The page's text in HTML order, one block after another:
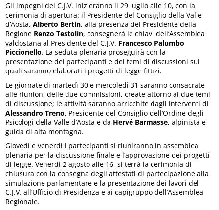
Gli impegni del C.J.V. inizieranno il 29 luglio alle 10, con la
cerimonia di apertura: il Presidente del Consiglio della Valle
d’Aosta,Alberto Bertin, alla presenza del Presidente della
Regione Renzo Testolin, consegnerà le chiavi dell’Assemblea
valdostana al Presidente del C.J.V. Francesco Palumbo
Piccionello. La seduta plenaria proseguirà con la
presentazione dei partecipanti e dei temi di discussioni sui
quali saranno elaborati i progetti di legge fittizi.
Le giornate di martedì 30 e mercoledì 31 saranno consacrate
alle riunioni delle due commissioni, create attorno ai due temi
di discussione; le attività saranno arricchite dagli interventi di
Alessandro Treno, Presidente del Consiglio dell’Ordine degli
Psicologi della Valle d’Aosta e da Hervé Barmasse, alpinista e
guida di alta montagna.
Giovedì e venerdì i partecipanti si riuniranno in assemblea
plenaria per la discussione finale e l’approvazione dei progetti
di legge. Venerdì 2 agosto alle 16, si terrà la cerimonia di
chiusura con la consegna degli attestati di partecipazione alla
simulazione parlamentare e la presentazione dei lavori del
C.J.V. all’Ufficio di Presidenza e ai capigruppo dell’Assemblea
Regionale.